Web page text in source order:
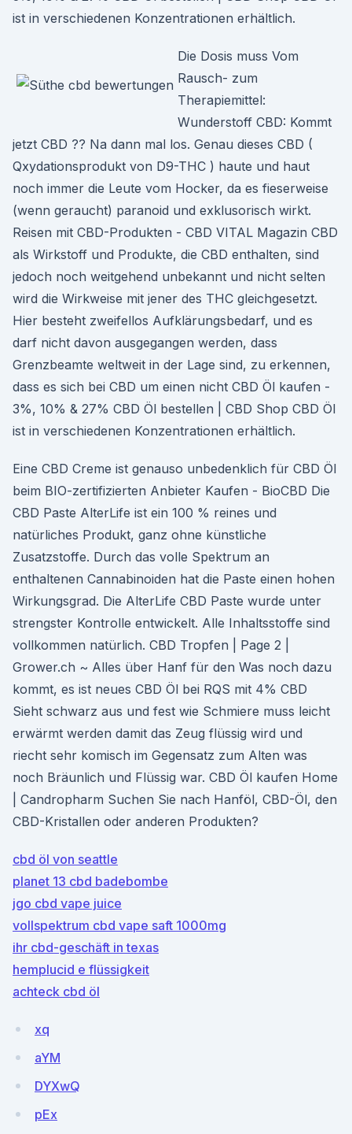
ist in verschiedenen Konzentrationen erhältlich.
Die Dosis muss Vom
Rausch- zum
Therapiemittel:
Wunderstoff CBD: Kommt
jetzt CBD ?? Na dann mal los. Genau dieses CBD (
Qxydationsprodukt von D9-THC ) haute und haut
noch immer die Leute vom Hocker, da es fieserweise
(wenn geraucht) paranoid und exklusorisch wirkt.
Reisen mit CBD-Produkten - CBD VITAL Magazin CBD
als Wirkstoff und Produkte, die CBD enthalten, sind
jedoch noch weitgehend unbekannt und nicht selten
wird die Wirkweise mit jener des THC gleichgesetzt.
Hier besteht zweifellos Aufklärungsbedarf, und es
darf nicht davon ausgegangen werden, dass
Grenzbeamte weltweit in der Lage sind, zu erkennen,
dass es sich bei CBD um einen nicht CBD Öl kaufen -
3%, 10% & 27% CBD Öl bestellen | CBD Shop CBD Öl
ist in verschiedenen Konzentrationen erhältlich.
Eine CBD Creme ist genauso unbedenklich für CBD Öl
beim BIO-zertifizierten Anbieter Kaufen - BioCBD Die
CBD Paste AlterLife ist ein 100 % reines und
natürliches Produkt, ganz ohne künstliche
Zusatzstoffe. Durch das volle Spektrum an
enthaltenen Cannabinoiden hat die Paste einen hohen
Wirkungsgrad. Die AlterLife CBD Paste wurde unter
strengster Kontrolle entwickelt. Alle Inhaltsstoffe sind
vollkommen natürlich. CBD Tropfen | Page 2 |
Grower.ch ~ Alles über Hanf für den Was noch dazu
kommt, es ist neues CBD Öl bei RQS mit 4% CBD
Sieht schwarz aus und fest wie Schmiere muss leicht
erwärmt werden damit das Zeug flüssig wird und
riecht sehr komisch im Gegensatz zum Alten was
noch Bräunlich und Flüssig war. CBD Öl kaufen Home
| Candropharm Suchen Sie nach Hanföl, CBD-Öl, den
CBD-Kristallen oder anderen Produkten?
cbd öl von seattle
planet 13 cbd badebombe
jgo cbd vape juice
vollspektrum cbd vape saft 1000mg
ihr cbd-geschäft in texas
hemplucid e flüssigkeit
achteck cbd öl
xq
aYM
DYXwQ
pEx